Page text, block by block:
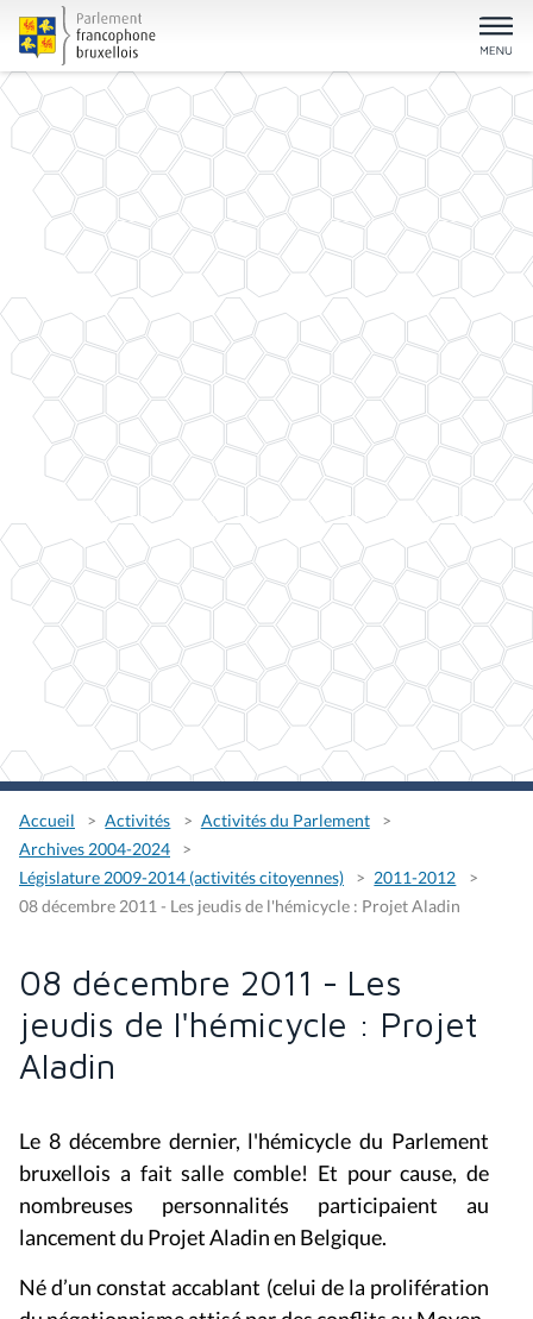
Accueil Activités
Activités du Parlement
Archives 2004-2024
Législature 2009-2014 (activités citoyennes)
2011-2012
08 décembre 2011 - Les jeudis de l'hémicycle : Projet Aladin
08 décembre 2011 - Les
jeudis de l'hémicycle : Projet
Aladin
Le 8 décembre dernier, l'hémicycle du Parlement
bruxellois a fait salle comble! Et pour cause, de
nombreuses personnalités participaient au
lancement du Projet Aladin en Belgique.
Né d’un constat accablant (celui de la prolifération